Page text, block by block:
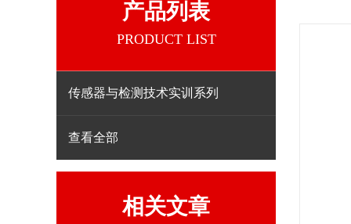
产品列表
PRODUCT LIST
传感器与检测技术实训系列
查看全部
相关文章